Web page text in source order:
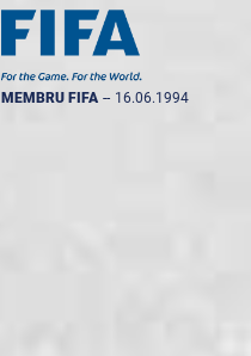
MEMBRU FIFA -- 16.06.1994